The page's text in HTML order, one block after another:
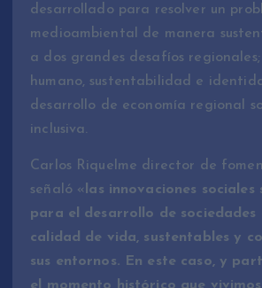
desarrollado para resolver un
medioambiental de manera
a dos grandes desafíos
humano, sustentabilidad e
desarrollo de economía regional
inclusiva.
Carlos Riquelme director de
señaló «las innovaciones sociales
para el desarrollo de sociedades
calidad de vida, sustentables y
sus entornos. En este caso, y